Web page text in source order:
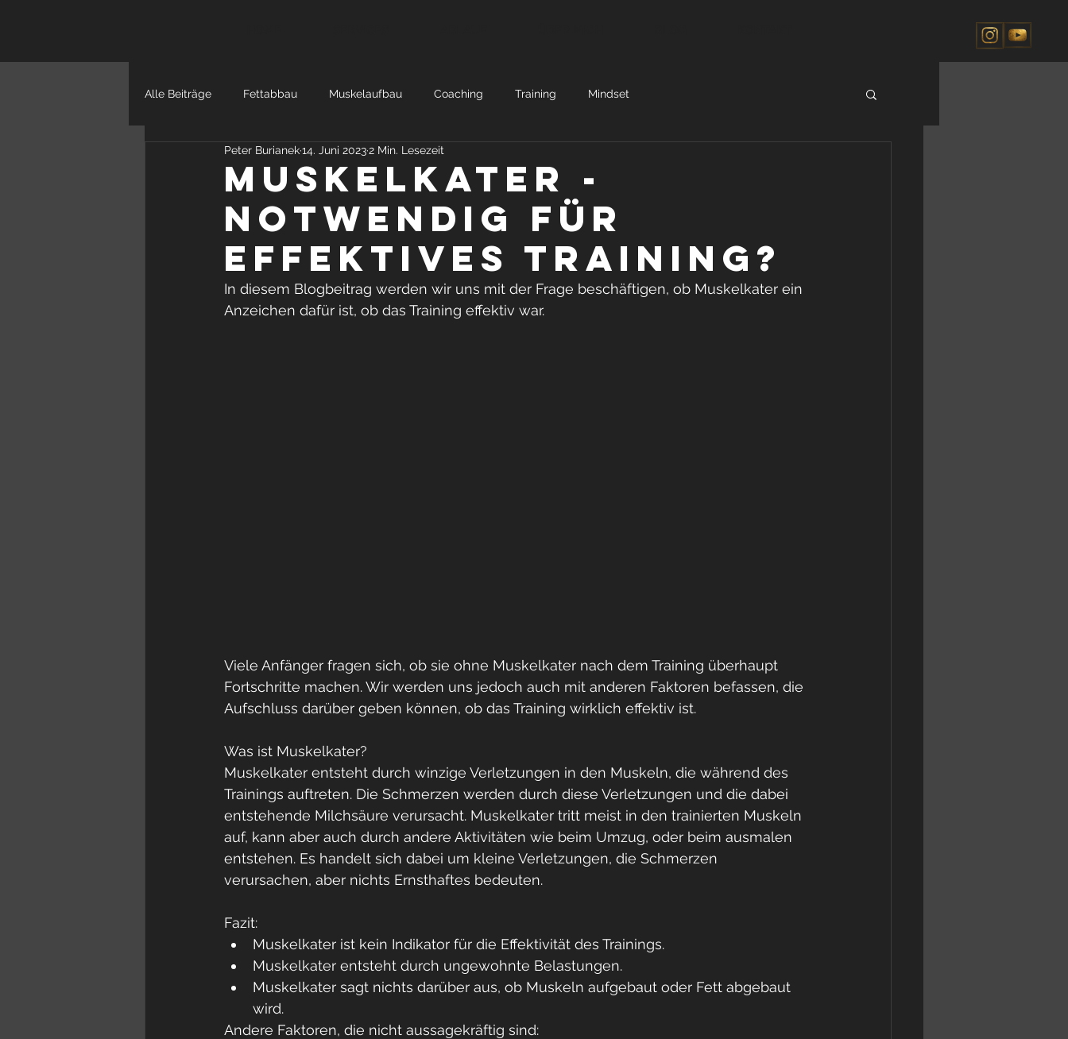
Alle Beiträge Fettabbau Muskelaufbau Coaching Training Mindset
Muskelkater -
notwendig für
effektives training?
Peter Burianek14. Juni 20232 Min. Lesezeit
In diesem Blogbeitrag werden wir uns mit der Frage beschäftigen, ob Muskelkater ein
Anzeichen dafür ist, ob das Training effektiv war.
Viele Anfänger fragen sich, ob sie ohne Muskelkater nach dem Training überhaupt
Fortschritte machen. Wir werden uns jedoch auch mit anderen Faktoren befassen, die
Aufschluss darüber geben können, ob das Training wirklich effektiv ist.
Was ist Muskelkater?
Muskelkater entsteht durch winzige Verletzungen in den Muskeln, die während des
Trainings auftreten. Die Schmerzen werden durch diese Verletzungen und die dabei
entstehende Milchsäure verursacht. Muskelkater tritt meist in den trainierten Muskeln
auf, kann aber auch durch andere Aktivitäten wie beim Umzug, oder beim ausmalen
entstehen. Es handelt sich dabei um kleine Verletzungen, die Schmerzen
verursachen, aber nichts Ernsthaftes bedeuten.
Fazit:
Muskelkater ist kein Indikator für die Effektivität des Trainings.
Muskelkater entsteht durch ungewohnte Belastungen.
Muskelkater sagt nichts darüber aus, ob Muskeln aufgebaut oder Fett abgebaut
wird.
Andere Faktoren, die nicht aussagekräftig sind: